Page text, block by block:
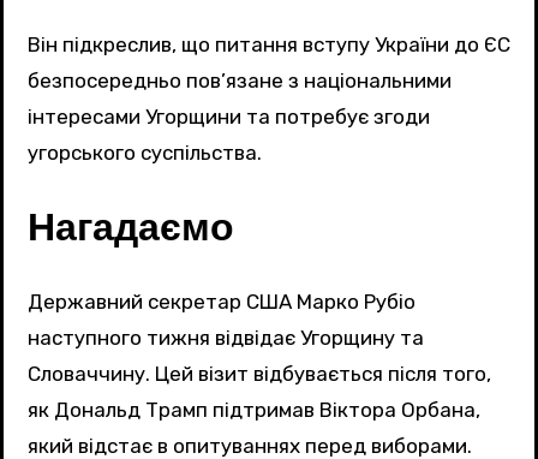
Він підкреслив, що питання вступу України до ЄС
безпосередньо пов’язане з національними
інтересами Угорщини та потребує згоди
угорського суспільства.
Нагадаємо
Державний секретар США Марко Рубіо
наступного тижня відвідає Угорщину та
Словаччину. Цей візит відбувається після того,
як Дональд Трамп підтримав Віктора Орбана,
який відстає в опитуваннях перед виборами.